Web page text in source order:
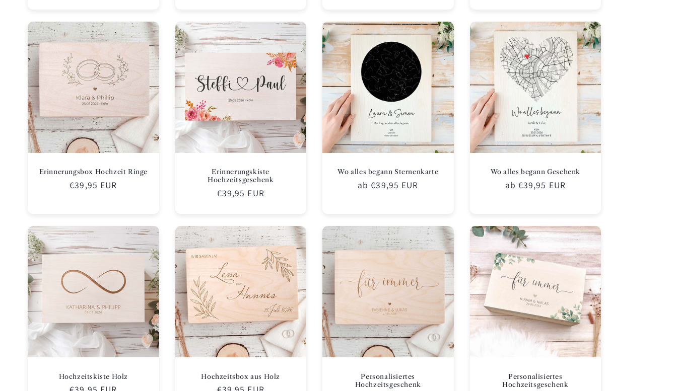
Erinnerungsbox Hochzeit Ringe
Normaler
€39,95 EUR
Erinnerungskiste
Hochzeitsgeschenk
Normaler
€39,95 EUR
Wo alles begann Sternenkarte
Normaler
ab €39,95 EUR
Wo alles begann Geschenk
Normaler
ab €39,95 EUR
Hochzeitskiste Holz Hochzeitsbox aus Holz
Personalisiertes
Hochzeitsgeschenk
Personalisiertes
Hochzeitsgeschenk